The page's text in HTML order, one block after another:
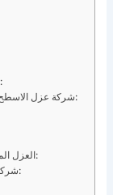
ارخص شركة عزل فوم بالرياض:
شركة عزل الاسطح من الحرارة والرطوبة بالرياض:
العزل المائي والحراري للاسطح بالرياض:
شركة عزل حراري بالرياض للاسطح: